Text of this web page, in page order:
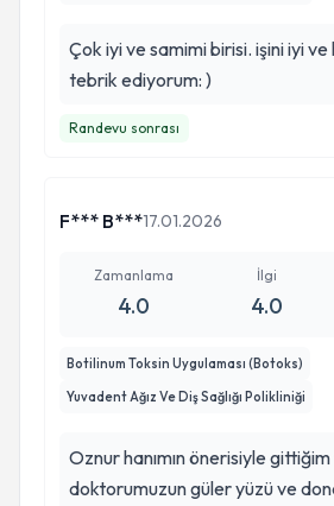
Çok iyi ve samimi birisi. işini iyi
tebrik ediyorum: )
Randevu sonrası
F*** B***17.01.2026
Zamanlama
4.0
İlgi
4.0
Botilinum Toksin Uygulaması (Botoks)
Yuvadent Ağız Ve Diş Sağlığı Polikliniği
Oznur hanımın önerisiyle
doktorumuzun güler yüzü ve